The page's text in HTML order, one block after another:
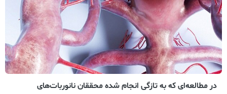
در مطالعه‌ای که به تازگی انجام شده محققان نانوربات‌های